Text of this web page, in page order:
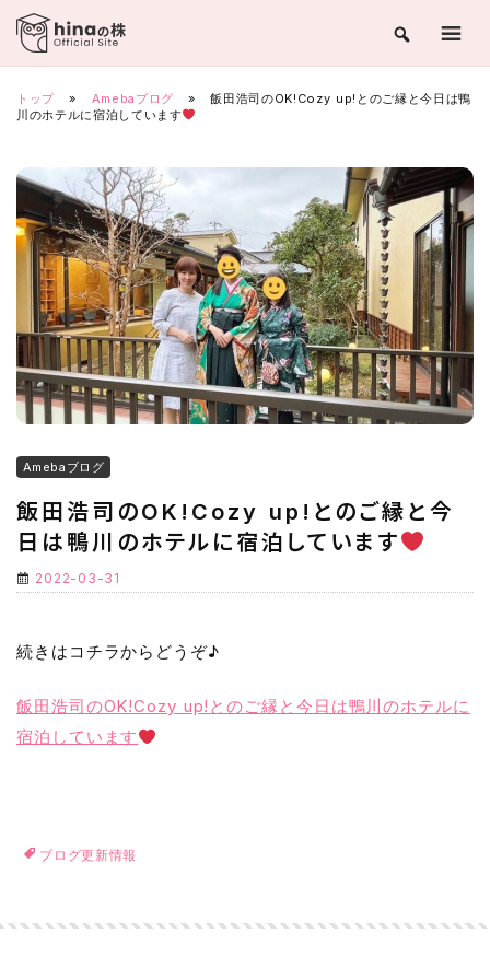
Skip
content
トップ » Amebaブログ »
飯田浩司のOK!Cozy up!とのご縁と今日は鴨
川のホテルに宿泊しています
Amebaブログ
飯田浩司のOK!Cozy up!とのご縁と今
日は鴨川のホテルに宿泊しています
2022-03-31
続きはコチラからどうぞ♪
飯田浩司のOK!Cozy up!とのご縁と今日は鴨川のホテルに
宿泊しています
ブログ更新情報